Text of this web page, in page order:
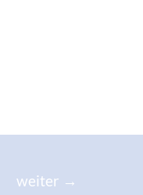
weiter →